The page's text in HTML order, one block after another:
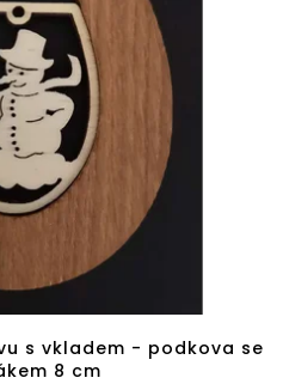
s vkladem - podkova se
8 cm